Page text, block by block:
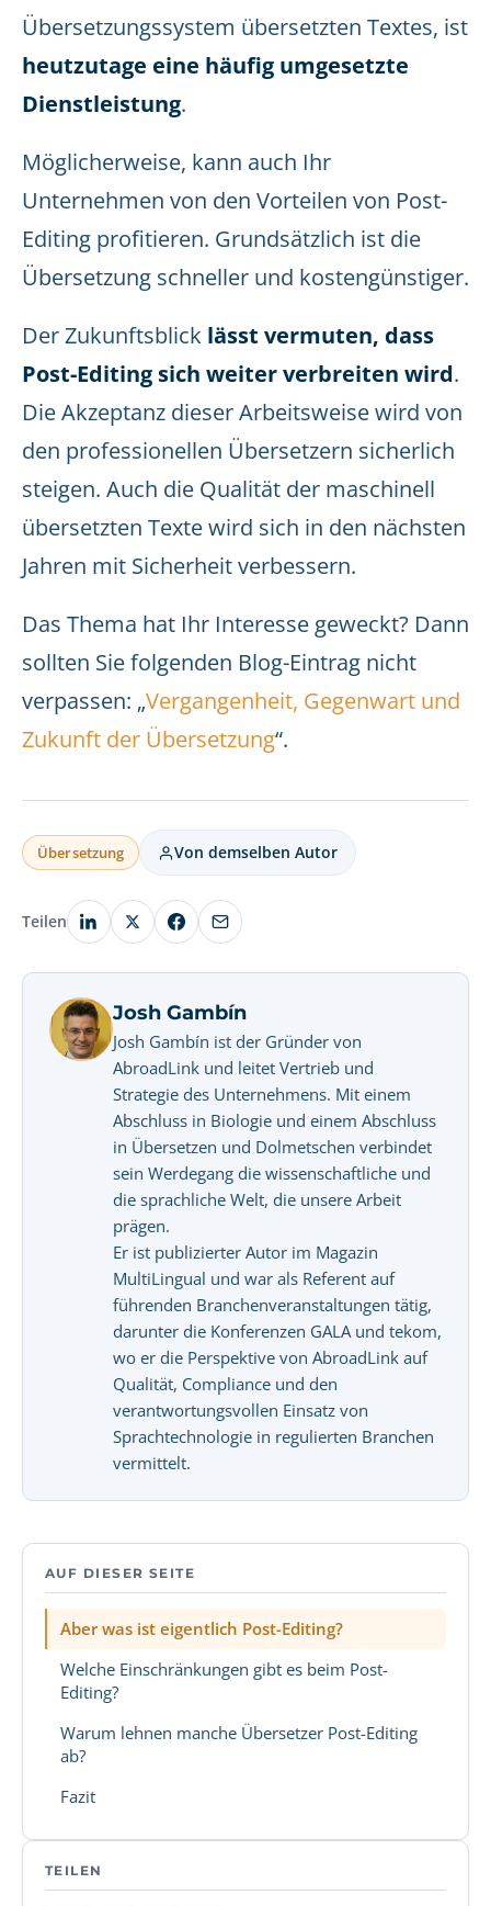
Übersetzungssystem übersetzten Textes, ist
heutzutage eine häufig umgesetzte
Dienstleistung.
Möglicherweise, kann auch Ihr
Unternehmen von den Vorteilen von Post-
Editing profitieren. Grundsätzlich ist die
Übersetzung schneller und kostengünstiger.
Der Zukunftsblick lässt vermuten, dass
Post-Editing sich weiter verbreiten wird.
Die Akzeptanz dieser Arbeitsweise wird von
den professionellen Übersetzern sicherlich
steigen. Auch die Qualität der maschinell
übersetzten Texte wird sich in den nächsten
Jahren mit Sicherheit verbessern.
Das Thema hat Ihr Interesse geweckt? Dann
sollten Sie folgenden Blog-Eintrag nicht
verpassen: „Vergangenheit, Gegenwart und
Zukunft der Übersetzung“.
Übersetzung Von demselben Autor
Teilen
Josh Gambín
Josh Gambín ist der Gründer von
AbroadLink und leitet Vertrieb und
Strategie des Unternehmens. Mit einem
Abschluss in Biologie und einem Abschluss
in Übersetzen und Dolmetschen verbindet
sein Werdegang die wissenschaftliche und
die sprachliche Welt, die unsere Arbeit
prägen.
Er ist publizierter Autor im Magazin
MultiLingual und war als Referent auf
führenden Branchenveranstaltungen tätig,
darunter die Konferenzen GALA und tekom,
wo er die Perspektive von AbroadLink auf
Qualität, Compliance und den
verantwortungsvollen Einsatz von
Sprachtechnologie in regulierten Branchen
vermittelt.
AUF DIESER SEITE
Aber was ist eigentlich Post-Editing?
Welche Einschränkungen gibt es beim Post-
Editing?
Warum lehnen manche Übersetzer Post-Editing
ab?
Fazit
TEILEN